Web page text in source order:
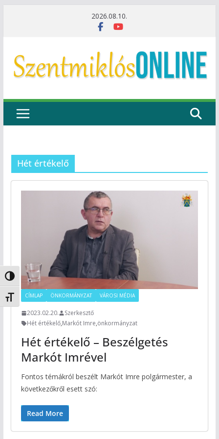
Nagy kontraszt váltása
Betűméret váltása
2026.08.10.
Hét értékelő
CÍMLAP ÖNKORMÁNYZAT VÁROSI MÉDIA
2023.02.20.
Szerkesztő
Hét értékelő,Markót Imre,önkormányzat
Hét értékelő – Beszélgetés
Markót Imrével
Fontos témákról beszélt Markót Imre polgármester, a
következőkről esett szó:
Read More